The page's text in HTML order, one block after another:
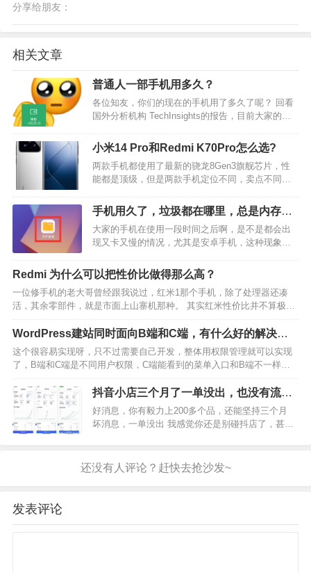
分享给朋友：
相关文章
普通人一部手机用多久？
各位知友，你们的现在的手机用了多久了呢？ 回看
国外分析机构 TechInsights的报告，目前大家的用
月」，就是很多人至少三年半才会换一次手机。 仔
细想想，不对呀，现在新机不是一直出吗？…
小米14 Pro和Redmi K70Pro怎么选?
两款手机都使用了最新的骁龙8Gen3旗舰芯片，性
能都是顶级，但是两款手机定位不同，卖点不同，
14Pro定位旗舰中高端手机。具体根据个人需求与预
算来选择： 两款手机的相同、相似点：都使用了骁
龙…
手机用久了，垃圾都在哪里，总是内存显
示不够，还很卡，这可怎么解决？
大家的手机在使用一段时间之后啊，是不是都会出
现又卡又慢的情况，尤其是安卓手机，这种现象更
以会出现这些问题，一般都是手机安装了大量软
件，而这些软件在使用过程中会产生大量的缓存垃
圾，因此啊时间久了就会…
Redmi 为什么可以把性价比做得那么高？
一位修手机的老大哥曾经跟我说过，红米1那个手机，除了处理器还凑
活，其余零部件，就是市面上山寨机那种。 其实红米性价比并不算极
致，而且一直都有竞争者，从原来的群魔乱舞，到后来的荣耀，魅蓝，
一加，再到现在的IQOO和realme。 红米的方法也…
WordPress建站同时面向B端和C端，有什么好的解决方
案？
这个很容易实现呀，只不过需要自己开发，整体用权限管理就可以实现
了，B端和C端是不同用户权限，C端能看到的菜单入口和B端不一样就
行了。技术层面实现没问题的，只不过就是看你们的技术能力和投入了
，这样的需求应该没有现成的开源插件。只能找人定制开…
抖音小店三个月了一单没出，也没有流
量，一个星期好像都没有一个点击，怎么
办？
好消息，你有毅力上200多个品，还能坚持三个月
坏消息，一单没出 我感觉你还是别碰抖店了，甚至
你这套至少价值19800学来的新思路 简单来说就
发表评论